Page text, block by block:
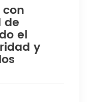
de
el
y